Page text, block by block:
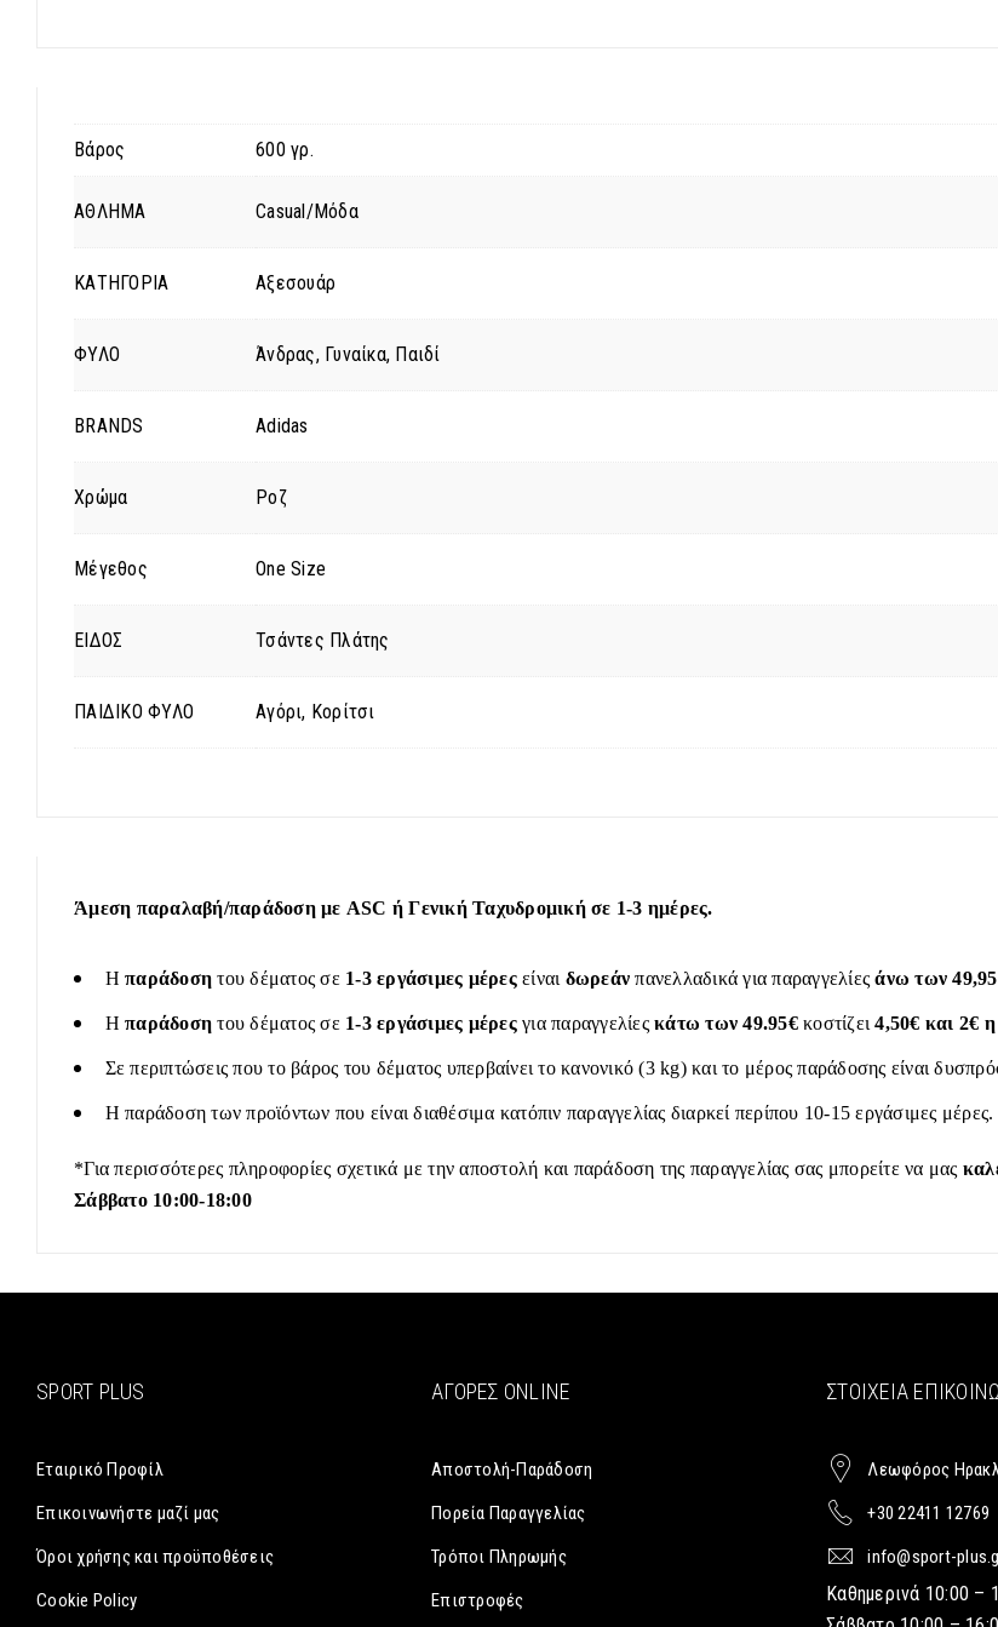
Βάρος 600 γρ.
ΑΘΛΗΜΑ Casual/Μόδα
ΚΑΤΗΓΟΡΙΑ Αξεσουάρ
ΦΥΛΟ Άνδρας, Γυναίκα, Παιδί
BRANDS Adidas
Χρώμα Ροζ
Μέγεθος One Size
ΕΙΔΟΣ Τσάντες Πλάτης
ΠΑΙΔΙΚΟ ΦΥΛΟ Αγόρι, Κορίτσι
Άμεση παραλαβή/παράδοση με ASC ή Γενική Ταχυδρομική σε 1-3 ημέρες.
Ηπαράδοση του δέματος σε 1-3 εργάσιμες μέρεςείναι δωρεάν πανελλαδικά για παραγγελίεςάνω των 49,95
Ηπαράδοση του δέματος σε 1-3 εργάσιμες μέρεςγια παραγγελίεςκάτω των 49.95€κοστίζει4,50€ και 2€
Σε περιπτώσεις που το βάρος του δέματος υπερβαίνει το κανονικό (3 kg) και το μέρος παράδοσης είναι
Η παράδοση των προϊόντων που είναι διαθέσιμα κατόπιν παραγγελίας διαρκεί περίπου 10-15 εργάσιμες μέρες.
*Για περισσότερες πληροφορίες σχετικά με την αποστολή και παράδοση της παραγγελίας σας μπορείτε να μας
Σάββατο 10:00-18:00
SPORT PLUS
Εταιρικό Προφίλ
Επικοινωνήστε μαζί μας
Όροι χρήσης και προϋποθέσεις
Cookie Policy
ΑΓΟΡΈΣ ONLINE
Αποστολή-Παράδοση
Πορεία Παραγγελίας
Τρόποι Πληρωμής
Επιστροφές
ΣΤΟΙΧΕΊΑ
Λεωφόρος
+30 22411 12769
info@sport-
Καθημερινά 10:00 –